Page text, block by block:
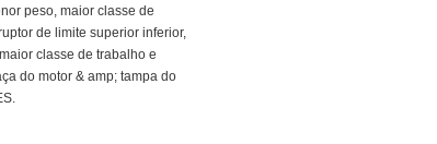
peso, maior classe de
de limite superior inferior,
classe de trabalho e
do motor & amp; tampa do